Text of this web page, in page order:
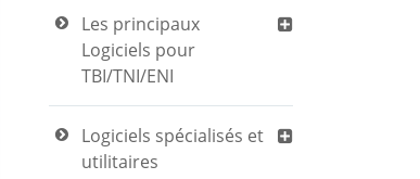
Les principaux
Logiciels pour
TBI/TNI/ENI
Logiciels spécialisés et
utilitaires